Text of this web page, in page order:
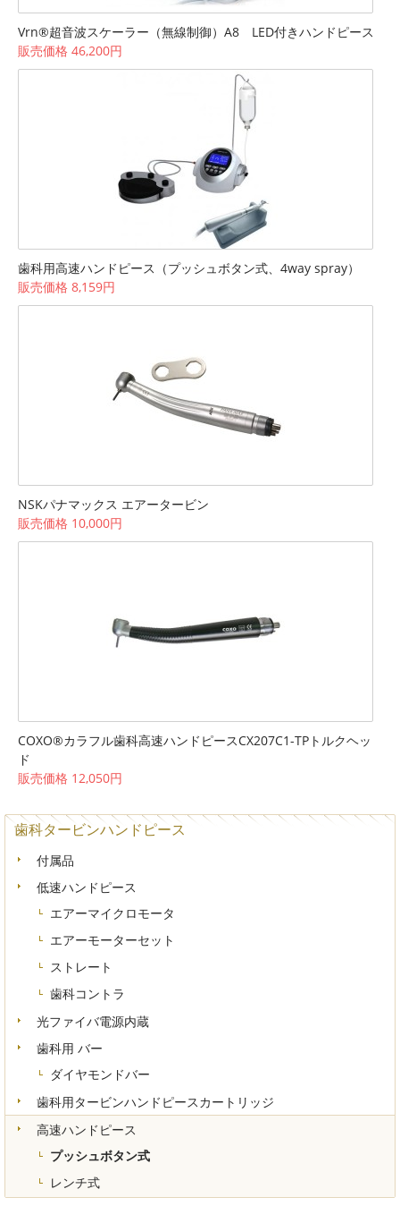
Vrn®超音波スケーラー（無線制御）A8 LED付きハンドピース
販売価格 46,200円
歯科用高速ハンドピース（プッシュボタン式、4way spray）
販売価格 8,159円
NSKパナマックス エアータービン
販売価格 10,000円
COXO®カラフル歯科高速ハンドピースCX207C1-TPトルクヘッ
ド
販売価格 12,050円
歯科タービンハンドピース
付属品
低速ハンドピース
エアーマイクロモータ
エアーモーターセット
ストレート
歯科コントラ
光ファイバ電源内蔵
歯科用 バー
ダイヤモンドバー
歯科用タービンハンドピースカートリッジ
高速ハンドピース
プッシュボタン式
レンチ式